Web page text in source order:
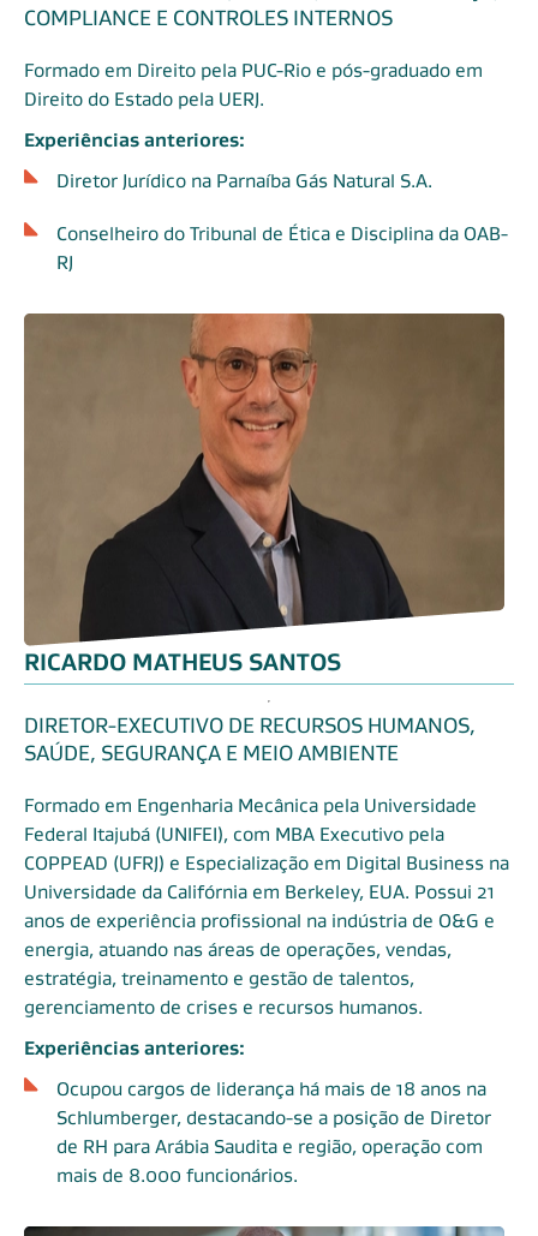
COMPLIANCE E CONTROLES INTERNOS
Formado em Direito pela PUC-Rio e pós-graduado em
Direito do Estado pela UERJ.
Experiências anteriores:
Diretor Jurídico na Parnaíba Gás Natural S.A.
Conselheiro do Tribunal de Ética e Disciplina da OAB-
RJ
RICARDO MATHEUS SANTOS
DIRETOR-EXECUTIVO DE RECURSOS HUMANOS,
SAÚDE, SEGURANÇA E MEIO AMBIENTE
Formado em Engenharia Mecânica pela Universidade
Federal Itajubá (UNIFEI), com MBA Executivo pela
COPPEAD (UFRJ) e Especialização em Digital Business na
Universidade da Califórnia em Berkeley, EUA. Possui 21
anos de experiência profissional na indústria de O&G e
energia, atuando nas áreas de operações, vendas,
estratégia, treinamento e gestão de talentos,
gerenciamento de crises e recursos humanos.
Experiências anteriores:
Ocupou cargos de liderança há mais de 18 anos na
Schlumberger, destacando-se a posição de Diretor
de RH para Arábia Saudita e região, operação com
mais de 8.000 funcionários.